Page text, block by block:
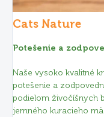
Cats Nature
Potešenie a
Naše vysoko kvalitné
potešenie a
podielom živočíšnych
jemného kuracieho